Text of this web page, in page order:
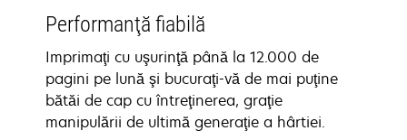
Performanţă fiabilă
Imprimaţi cu uşurinţă până la 12.000 de
pagini pe lună şi bucuraţi-vă de mai puţine
bătăi de cap cu întreţinerea, graţie
manipulării de ultimă generaţie a hârtiei.